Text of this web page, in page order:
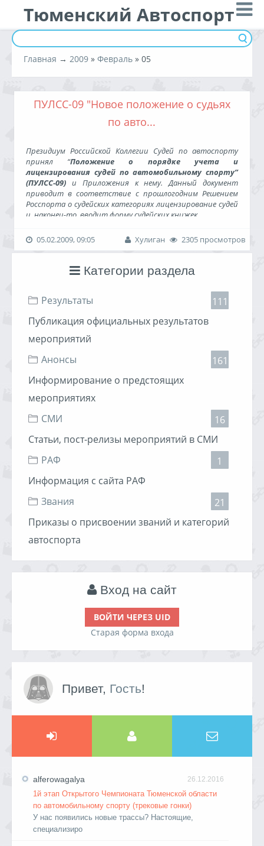
Тюменский Автоспорт
Категории раздела
Результаты
111
Публикация официальных результатов
мероприятий
Анонсы
161
Информирование о предстоящих
мероприятиях
СМИ
16
Статьи, пост-релизы мероприятий в СМИ
РАФ
1
Информация с сайта РАФ
Звания
21
Приказы о присвоении званий и категорий
автоспорта
Вход на сайт
ВОЙТИ ЧЕРЕЗ UID
Старая форма входа
Привет, Гость!
26.12.2016
alferowagalya
1й этап Открытого Чемпионата Тюменской области
по автомобильному спорту (трековые гонки)
У нас появились новые трассы? Настоящие,
специализиро
Главная → 2009 » Февраль » 05
ПУЛСС-09 "Новое положение о судьях
по авто...
Президиум Российской Коллегии Судей по автоспорту
принял “Положение о порядке учета и
лицензирования судей по автомобильному спорту”
(ПУЛСС-09) и Приложения к нему. Данный документ
приводит в соответствие с прошлогодним Решением
Росспорта о судейских категориях лицензирование судей
и, наконец-то, вводит форму судейских книжек.
Информационное письмо РАФ.doc(53 КБ)
Приложение 1 к ПУЛСС-09 (квалификация).xls(43,5 КБ)
Приложение 5 к ПУЛСС-09
(Заявление участника).doc
05.02.2009, 09:05 2305 просмотров
Хулиган